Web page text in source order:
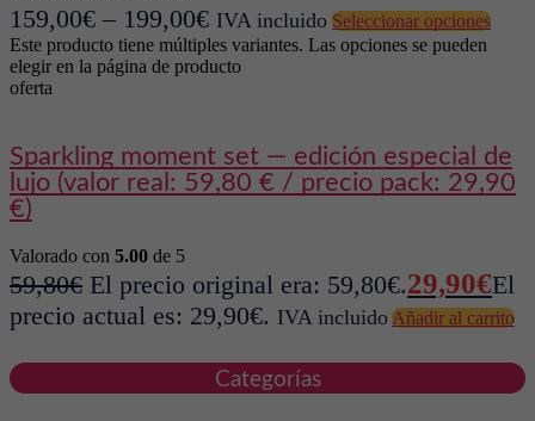
159,00€ – 199,00€ IVA incluido Seleccionar opciones
Este producto tiene múltiples variantes. Las opciones se pueden
elegir en la página de producto
oferta
sparkling moment set — edición especial de
lujo (valor real: 59,80 € / precio pack: 29,90
€)
Valorado con 5.00 de 5
59,80€ El precio original era: 59,80€.29,90€El
precio actual es: 29,90€. IVA incluidoAñadir al carrito
Categorías